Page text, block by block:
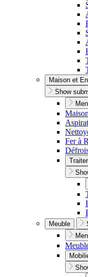
Maison et
Show
Fer à
Meuble